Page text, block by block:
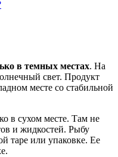
в темных местах. На
свет. Продукт
месте со стабильной
в сухом месте. Там не
и жидкостей. Рыбу
таре или упаковке. Ее